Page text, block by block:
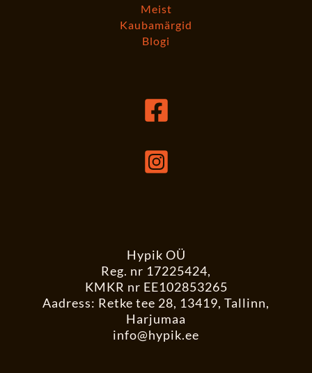
Meist
Kaubamärgid
Blogi
Hypik OÜ
Reg. nr 17225424,
KMKR nr EE102853265
Aadress: Retke tee 28, 13419, Tallinn,
Harjumaa
info@hypik.ee